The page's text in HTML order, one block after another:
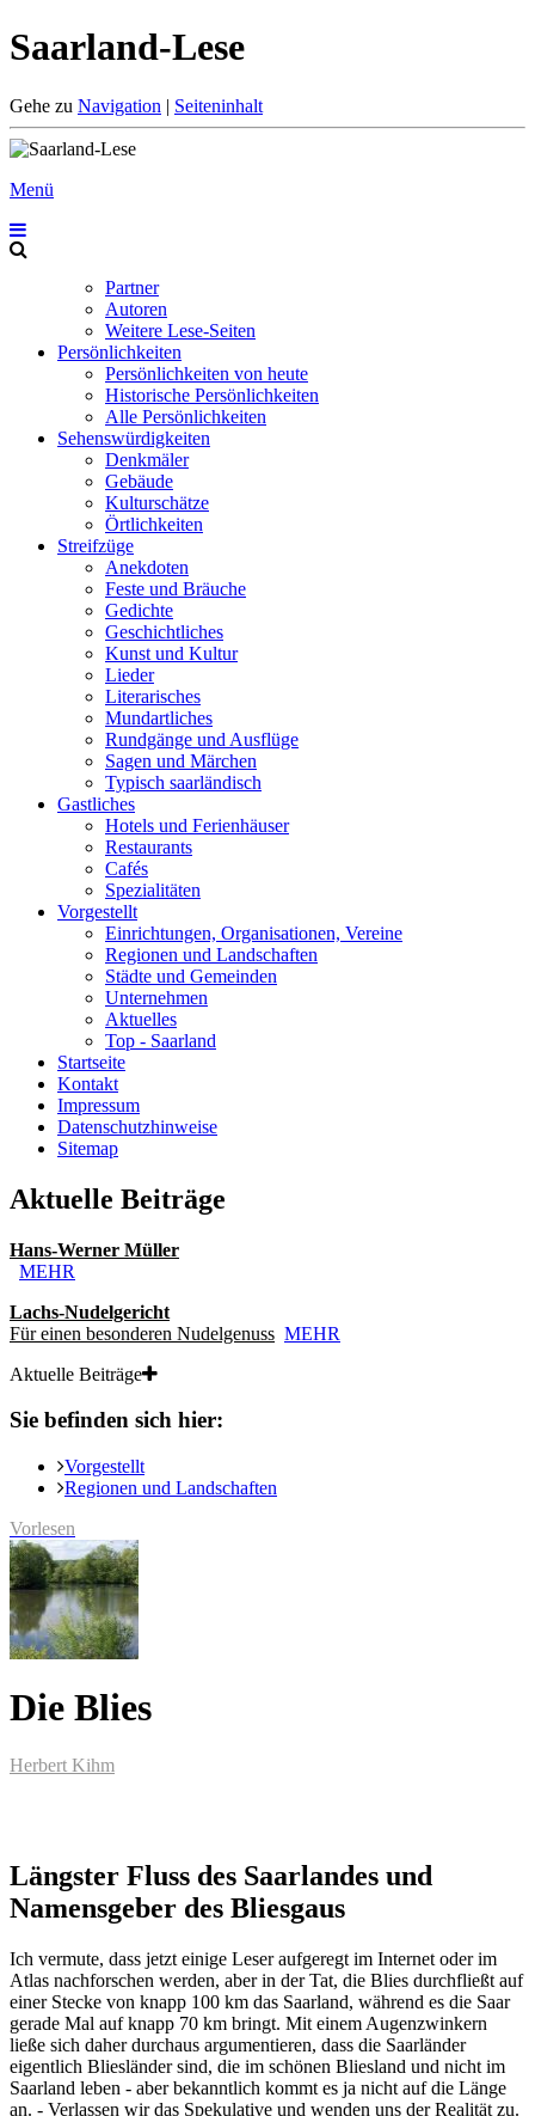
Saarland-Lese
Gehe zu Navigation | Seiteninhalt
Menü
Partner
Autoren
Weitere Lese-Seiten
Persönlichkeiten
Persönlichkeiten von heute
Historische Persönlichkeiten
Alle Persönlichkeiten
Sehenswürdigkeiten
Denkmäler
Gebäude
Kulturschätze
Örtlichkeiten
Streifzüge
Anekdoten
Feste und Bräuche
Gedichte
Geschichtliches
Kunst und Kultur
Lieder
Literarisches
Mundartliches
Rundgänge und Ausflüge
Sagen und Märchen
Typisch saarländisch
Gastliches
Hotels und Ferienhäuser
Restaurants
Cafés
Spezialitäten
Vorgestellt
Einrichtungen, Organisationen, Vereine
Regionen und Landschaften
Städte und Gemeinden
Unternehmen
Aktuelles
Top - Saarland
Startseite
Kontakt
Impressum
Datenschutzhinweise
Sitemap
Aktuelle Beiträge
Hans-Werner Müller
MEHR
Lachs-Nudelgericht
Für einen besonderen Nudelgenuss MEHR
Aktuelle Beiträge
Sie befinden sich hier:
Vorgestellt
Regionen und Landschaften
Vorlesen
Die Blies
Herbert Kihm
Längster Fluss des Saarlandes und
Namensgeber des Bliesgaus
Ich vermute, dass jetzt einige Leser aufgeregt im Internet oder im
Atlas nachforschen werden, aber in der Tat, die Blies durchfließt auf
einer Stecke von knapp 100 km das Saarland, während es die Saar
gerade Mal auf knapp 70 km bringt. Mit einem Augenzwinkern
ließe sich daher durchaus argumentieren, dass die Saarländer
eigentlich Bliesländer sind, die im schönen Bliesland und nicht im
Saarland leben - aber bekanntlich kommt es ja nicht auf die Länge
an. - Verlassen wir das Spekulative und wenden uns der Realität zu.